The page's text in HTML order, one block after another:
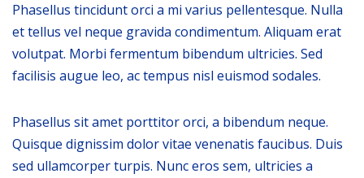
Phasellus tincidunt orci a mi varius pellentesque. Nulla
et tellus vel neque gravida condimentum. Aliquam erat
volutpat. Morbi fermentum bibendum ultricies. Sed
facilisis augue leo, ac tempus nisl euismod sodales.
Phasellus sit amet porttitor orci, a bibendum neque.
Quisque dignissim dolor vitae venenatis faucibus. Duis
sed ullamcorper turpis. Nunc eros sem, ultricies a